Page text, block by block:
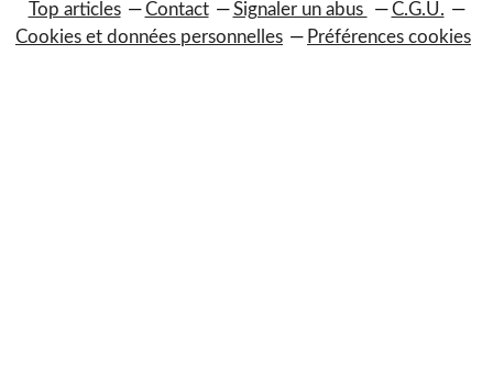
Top articles
Contact Signaler un abus
C.G.U.
Cookies et données personnelles
Préférences cookies